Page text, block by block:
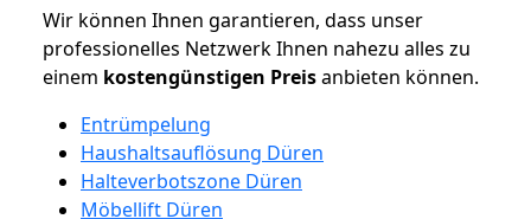
Wir können Ihnen garantieren, dass unser
professionelles Netzwerk Ihnen nahezu alles zu
einem kostengünstigen Preisanbieten können.
Entrümpelung
Haushaltsauflösung Düren
Halteverbotszone Düren
Möbellift Düren